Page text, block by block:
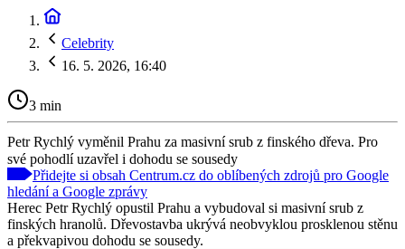
Celebrity
16. 5. 2026, 16:40
3 min
Petr Rychlý vyměnil Prahu za masivní srub z finského dřeva. Pro
své pohodlí uzavřel i dohodu se sousedy
Přidejte si obsah Centrum.cz do oblíbených zdrojů pro Google
hledání a Google zprávy
Herec Petr Rychlý opustil Prahu a vybudoval si masivní srub z
finských hranolů. Dřevostavba ukrývá neobvyklou prosklenou stěnu
a překvapivou dohodu se sousedy.